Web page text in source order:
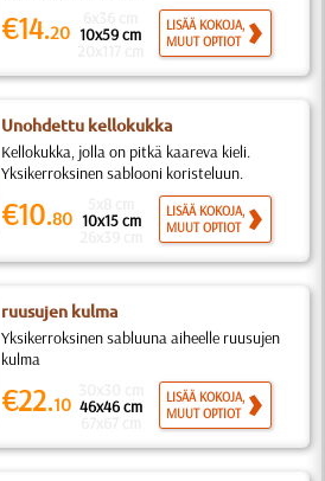
€14.20 10x59 cm
LISÄÄ KOKOJA,
MUUT OPTIOT
Unohdettu kellokukka
Kellokukka, jolla on pitkä kaareva kieli.
Yksikerroksinen sablooni koristeluun.
€10.80 10x15 cm
LISÄÄ KOKOJA,
MUUT OPTIOT
ruusujen kulma
Yksikerroksinen sabluuna aiheelle ruusujen
kulma
€22.10 46x46 cm
LISÄÄ KOKOJA,
MUUT OPTIOT